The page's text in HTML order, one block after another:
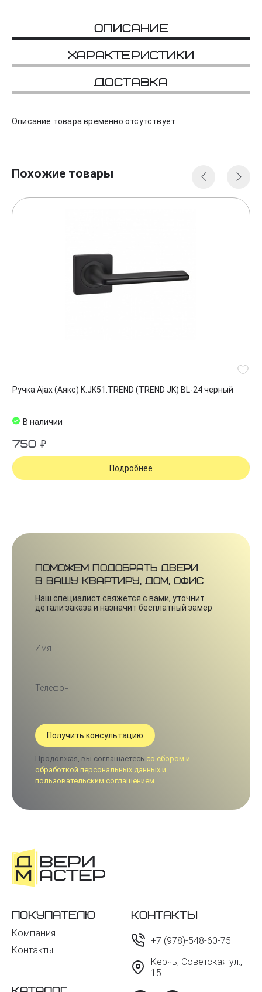
Описание
Характеристики
Доставка
Описание товара временно отсутствует
Похожие товары
Ручка Ajax (Аякс) K.JK51.TREND (TREND JK) BL-24 черный
В наличии
750 ₽
Подробнее
Поможем подобрать двери
в вашу квартиру, дом, офис
Наш специалист свяжется с вами, уточнит
детали заказа и назначит бесплатный замер
Продолжая, вы соглашаетесь со сбором и
обработкой персональных данных и
пользовательским соглашением.
Покупателю
Компания
Контакты
Контакты
+7 (978)-548-60-75
Керчь, Советская ул.,
15